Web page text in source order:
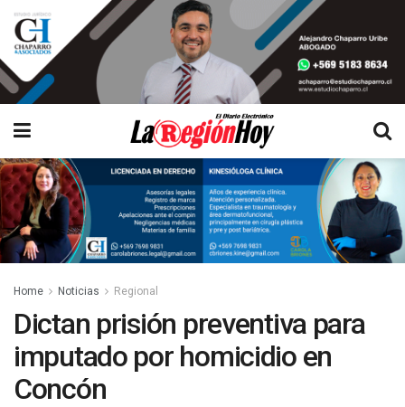
Home Noticias Regional
Dictan prisión preventiva para
imputado por homicidio en
Concón